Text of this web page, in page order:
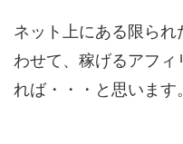
ネット上にある限ら
わせて、稼げるアフィ
れば・・・と思います。